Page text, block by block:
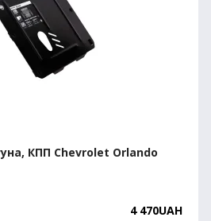
КПП Chevrolet Orlando
4 470UAH